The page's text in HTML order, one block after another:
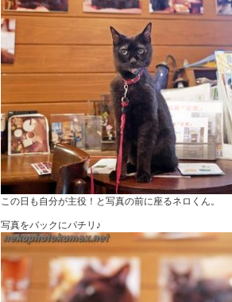
この日も自分が主役！と写真の前に座るネロくん。
写真をバックにパチリ♪